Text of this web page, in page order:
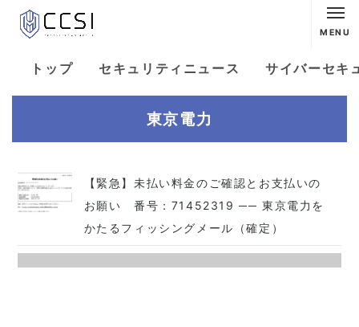
MENU
トップ セキュリティニュース サイバーセキ
東京電力
【緊急】未払い料金のご確認とお支払いの
お願い 番号：71452319 ── 東京電力を
かたるフィッシングメール（確定）